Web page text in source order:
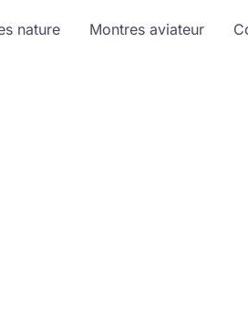
nature Montres aviateur